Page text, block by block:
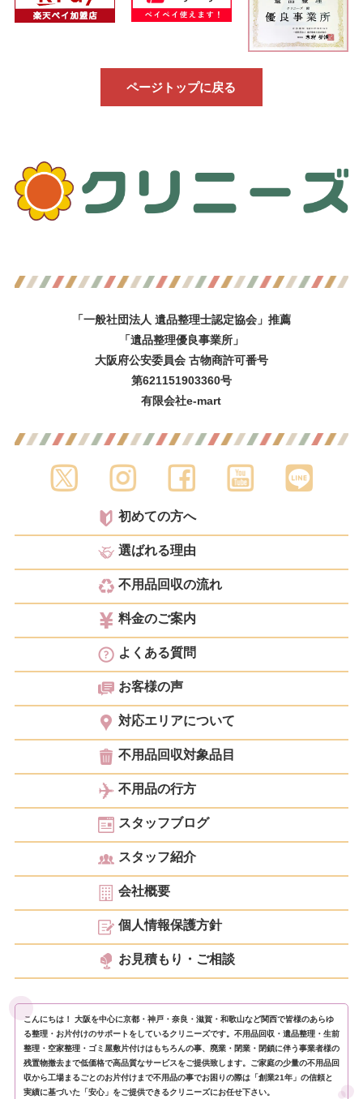
ページトップに戻る
「一般社団法人 遺品整理士認定協会」推薦
「遺品整理優良事業所」
大阪府公安委員会 古物商許可番号
第621151903360号
有限会社e-mart
初めての方へ
選ばれる理由
不用品回収の流れ
料金のご案内
よくある質問
お客様の声
対応エリアについて
不用品回収対象品目
不用品の行方
スタッフブログ
スタッフ紹介
会社概要
個人情報保護方針
お見積もり・ご相談
こんにちは！ 大阪を中心に京都・神戸・奈良・滋賀・和歌山など関西で皆様のあらゆ
る整理・お片付けのサポートをしているクリニーズです。不用品回収・遺品整理・生前
整理・空家整理・ゴミ屋敷片付けはもちろんの事、廃業・閉業・閉鎖に伴う事業者様の
残置物撤去まで低価格で高品質なサービスをご提供致します。ご家庭の少量の不用品回
収から工場まるごとのお片付けまで不用品の事でお困りの際は「創業21年」の信頼と
実績に基づいた「安心」をご提供できるクリニーズにお任せ下さい。